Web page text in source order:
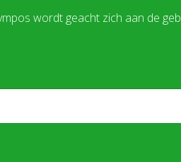
wordt geacht zich aan de